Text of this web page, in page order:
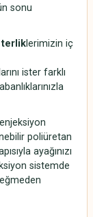
sonu
terliklerimizin iç
ister farklı
poliüretan
ayağınızı
sistemde